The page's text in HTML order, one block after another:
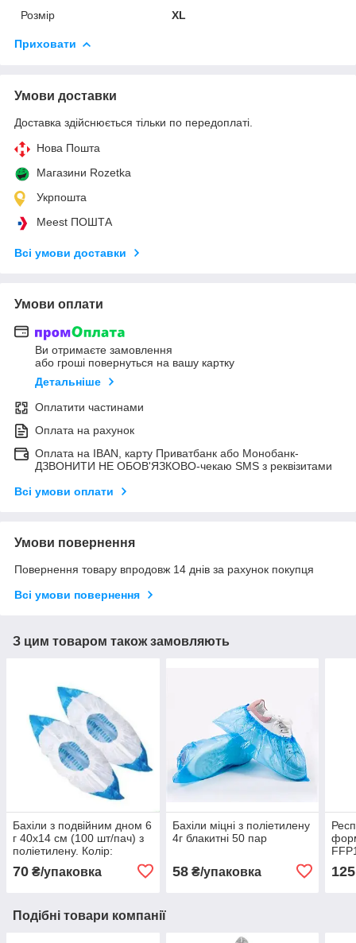
Розмір
XL
Приховати
Умови доставки
Доставка здійснюється тільки по передоплаті.
Нова Пошта
Магазини Rozetka
Укрпошта
Meest ПОШТА
Всі умови доставки
Умови оплати
Ви отримаєте замовлення
або гроші повернуться на вашу картку
Детальніше
Оплатити частинами
Оплата на рахунок
Оплата на IBAN, карту Приватбанк або Монобанк-
ДЗВОНИТИ НЕ ОБОВ'ЯЗКОВО-чекаю SMS з реквізитами
Всі умови оплати
Умови повернення
Повернення товару впродовж 14 днів за рахунок покупця
Всі умови повернення
З цим товаром також замовляють
Бахіли з подвійним дном 6
г 40х14 см (100 шт/пач) з
поліетилену. Колір:
70 ₴/упаковка
Бахіли міцні з поліетилену
4г блакитні 50 пар
58₴/упаковка 125
Подібні товари компанії